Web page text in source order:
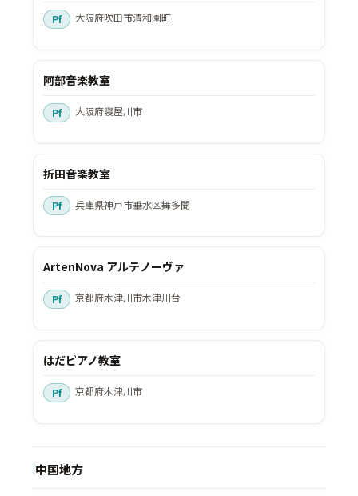
大阪府吹田市清和園町
阿部音楽教室
大阪府寝屋川市
折田音楽教室
兵庫県神戸市垂水区舞多聞
ArtenNova アルテノーヴァ
京都府木津川市木津川台
はだピアノ教室
京都府木津川市
中国地方